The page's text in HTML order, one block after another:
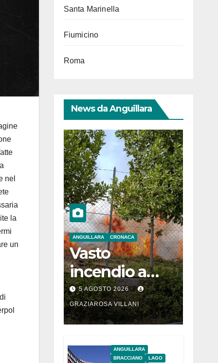
nel
la
un
Santa Marinella
Fiumicino
Roma
News da Anguillara
ANGUILLARA CRONACA
Vasto
incendio a
Martignano
5 AGOSTO 2026
GRAZIAROSA VILLANI
ANGUILLARA
BRACCIANO
LAGO